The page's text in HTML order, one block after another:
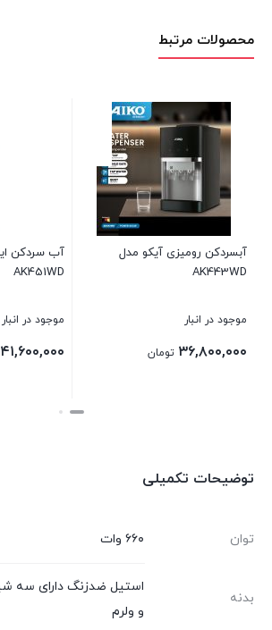
محصولات مرتبط
آبسردکن رومیزی آیکو مدل
AK443WD
موجود در انبار
۳۶,۸۰۰,۰۰۰ تومان
آب سردکن
AK451WD
موجود در انبار
۴۱,۶۰۰,۰۰۰
بستن
توضیحات تکمیلی
توان ۶۶۰ وات
بدنه
استیل ضدزنگ دارای سه
و ولرم